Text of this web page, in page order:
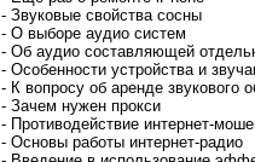
- Звуковые свойства сосны
- О выборе аудио систем
- Об аудио составляющей
- Особенности устройства и
- К вопросу об аренде звукового
- Зачем нужен прокси
- Противодействие интернет-
- Основы работы интернет-радио